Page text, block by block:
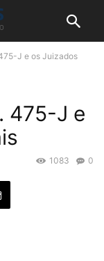
J e os Juizados
475-J e
0
1083